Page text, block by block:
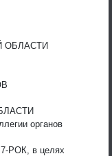
ОБЛАСТИ
органов
7-РОК, в целях